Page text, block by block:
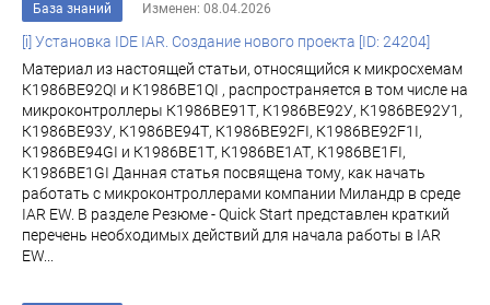
База знаний Изменен: 08.04.2026
[i] Установка IDE IAR. Создание нового проекта [ID: 24204]
Материал из настоящей статьи, относящийся к микросхемам
К1986ВЕ92QI и К1986ВЕ1QI , распространяется в том числе на
микроконтроллеры К1986ВЕ91Т, К1986ВЕ92У, К1986ВЕ92У1,
К1986ВЕ93У, К1986ВЕ94Т, К1986ВЕ92FI, К1986ВЕ92F1I,
К1986ВЕ94GI и К1986ВЕ1Т, К1986ВЕ1АТ, К1986ВЕ1FI,
К1986ВЕ1GI Данная статья посвящена тому, как начать
работать с микроконтроллерами компании Миландр в среде
IAR EW. В разделе Резюме - Quick Start представлен краткий
перечень необходимых действий для начала работы в IAR
EW...